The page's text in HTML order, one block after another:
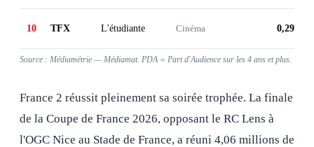
10 TFX L'étudiante Cinéma 0,29 M
Source : Médiamétrie — Médiamat. PDA = Part d'Audience sur les 4 ans et plus.
France 2 réussit pleinement sa soirée trophée. La finale
de la Coupe de France 2026, opposant le RC Lens à
l'OGC Nice au Stade de France, a réuni 4,06 millions de